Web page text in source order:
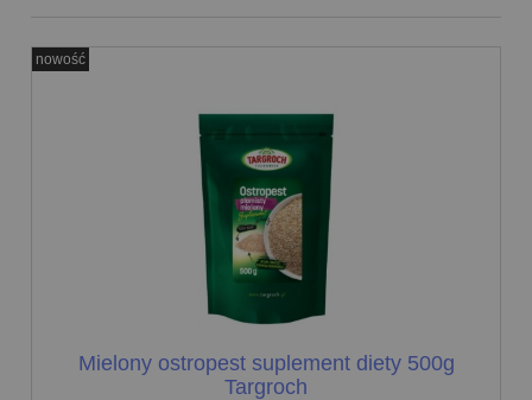
Mielony ostropest suplement diety 500g
Targroch
nowość